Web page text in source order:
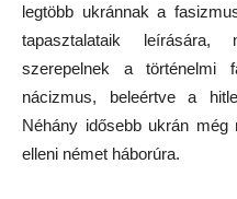
legtöbb ukránnak a
tapasztalataik leírására,
szerepelnek a történelmi
nácizmus, beleértve a
Néhány idősebb ukrán
elleni német háborúra.